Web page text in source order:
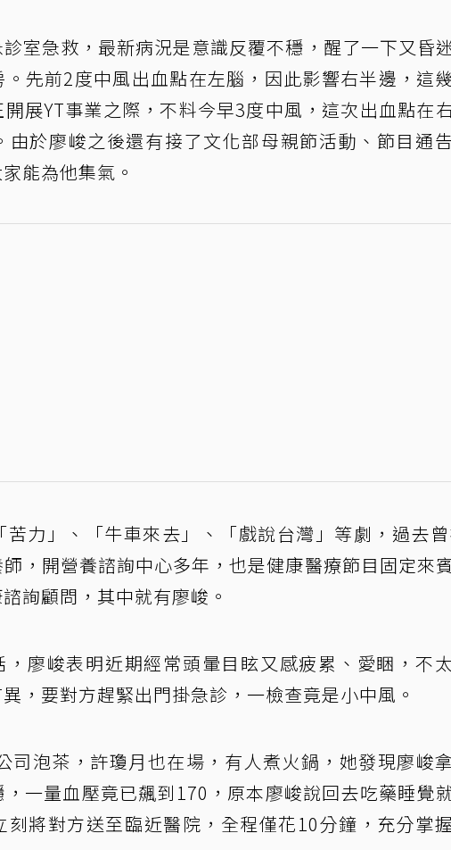
室急救，最新病況是意識反覆不穩，醒了一下又昏
先前2度中風出血點在左腦，因此影響右半邊，這
展YT事業之際，不料今早3度中風，這次出血點在
由於廖峻之後還有接了文化部母親節活動、節目通
能為他集氣。
力」、「牛車來去」、「戲說台灣」等劇，過去
，開營養諮詢中心多年，也是健康醫療節目固定來
詢顧問，其中就有廖峻。
廖峻表明近期經常頭暈目眩又感疲累、愛睏，不
，要對方趕緊出門掛急診，一檢查竟是小中風。
司泡茶，許瓊月也在場，有人煮火鍋，她發現廖峻
一量血壓竟已飆到170，原本廖峻說回去吃藥睡覺
將對方送至臨近醫院，全程僅花10分鐘，充分掌